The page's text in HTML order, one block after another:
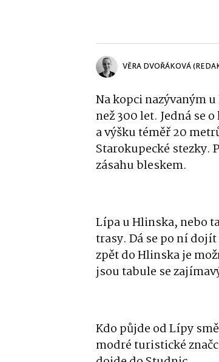
VĚRA DVOŘÁKOVÁ
Na kopci nazývaným
než 300 let. Jedná se
a výšku téměř 20
Starokupecké stezky.
zásahu bleskem.
Lípa u Hlinska, nebo
trasy. Dá se po ní
zpět do Hlinska je
jsou tabule se
Kdo půjde od Lípy
modré turistické